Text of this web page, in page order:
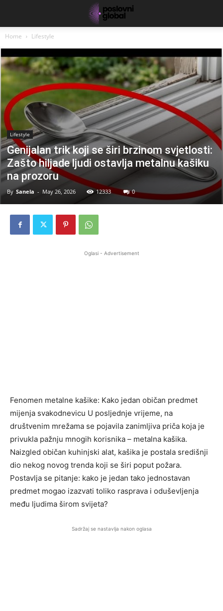
Home Lifestyle
Lifestyle
Genijalan trik koji se širi brzinom svjetlosti:
Zašto hiljade ljudi ostavlja metalnu kašiku
na prozoru
By Sanela - May 26, 2026 12333 0
Oglasi - Advertisement
Fenomen metalne kašike: Kako jedan običan predmet
mijenja svakodnevicu U posljednje vrijeme, na
društvenim mrežama se pojavila zanimljiva priča koja je
privukla pažnju mnogih korisnika – metalna kašika.
Naizgled običan kuhinjski alat, kašika je postala središnji
dio nekog novog trenda koji se širi poput požara.
Postavlja se pitanje: kako je jedan tako jednostavan
predmet mogao izazvati toliko rasprava i oduševljenja
među ljudima širom svijeta?
Sadržaj se nastavlja nakon oglasa